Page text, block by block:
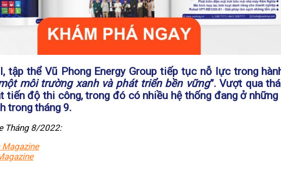
tập thể Vũ Phong Energy Group tiếp tục nỗ lực trong
môi trường xanh và phát triển bền vững”. Vượt qua
tiến độ thi công, trong đó có nhiều hệ thống đang ở
trong tháng 9.
Tháng 8/2022:
Magazine